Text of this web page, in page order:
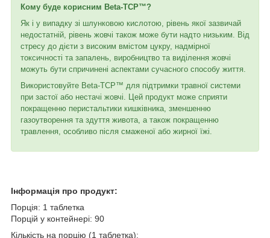
Кому буде корисним Beta-TCP™?
Як і у випадку зі шлунковою кислотою, рівень якої зазвичай
недостатній, рівень жовчі також може бути надто низьким. Від
стресу до дієти з високим вмістом цукру, надмірної
токсичності та запалень, виробництво та виділення жовчі
можуть бути спричинені аспектами сучасного способу життя.
Використовуйте Beta-TCP™ для підтримки травної системи
при застої або нестачі жовчі. Цей продукт може сприяти
покращенню перистальтики кишківника, зменшенню
газоутворення та здуття живота, а також покращенню
травлення, особливо після смаженої або жирної їжі.
Інформація про продукт:
Порція: 1 таблетка
Порцій у контейнері: 90
Кількість на порцію (1 таблетка):